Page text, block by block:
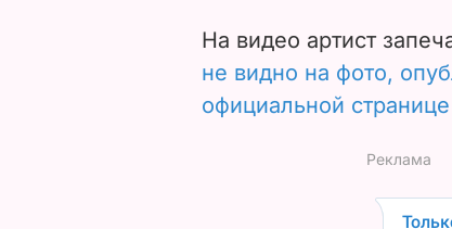
На видео артист
не видно на фото,
официальной странице